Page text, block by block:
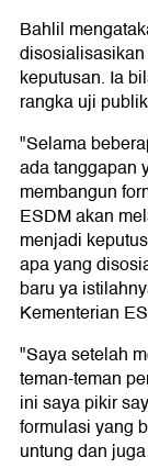
Bahlil
keputusan. Ia
rangka uji
"Selama
ada tanggapan
membangun
ESDM akan
menjadi
apa yang
baru ya
Kementerian
"Saya setelah
teman-teman
ini saya pikir
formulasi yang
untung dan